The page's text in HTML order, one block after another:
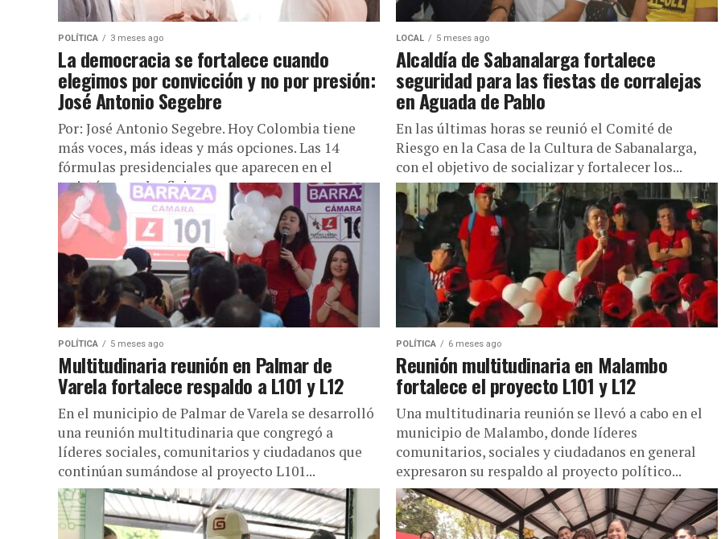
POLÍTICA 3 meses ago
La democracia se fortalece cuando
elegimos por convicción y no por presión:
José Antonio Segebre
Por: José Antonio Segebre. Hoy Colombia tiene
más voces, más ideas y más opciones. Las 14
fórmulas presidenciales que aparecen en el
tarjetón son el reflejo...
LOCAL 5 meses ago
Alcaldía de Sabanalarga fortalece
seguridad para las fiestas de corralejas
en Aguada de Pablo
En las últimas horas se reunió el Comité de
Riesgo en la Casa de la Cultura de Sabanalarga,
con el objetivo de socializar y fortalecer los...
POLÍTICA 5 meses ago
Multitudinaria reunión en Palmar de
Varela fortalece respaldo a L101 y L12
En el municipio de Palmar de Varela se desarrolló
una reunión multitudinaria que congregó a
líderes sociales, comunitarios y ciudadanos que
continúan sumándose al proyecto L101...
POLÍTICA 6 meses ago
Reunión multitudinaria en Malambo
fortalece el proyecto L101 y L12
Una multitudinaria reunión se llevó a cabo en el
municipio de Malambo, donde líderes
comunitarios, sociales y ciudadanos en general
expresaron su respaldo al proyecto político...